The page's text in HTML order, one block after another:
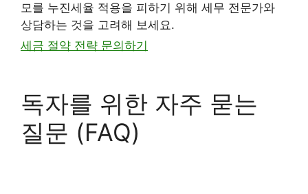
모를 누진세율 적용을 피하기 위해 세무 전문가와
상담하는 것을 고려해 보세요.
세금 절약 전략 문의하기
독자를 위한 자주 묻는
질문 (FAQ)